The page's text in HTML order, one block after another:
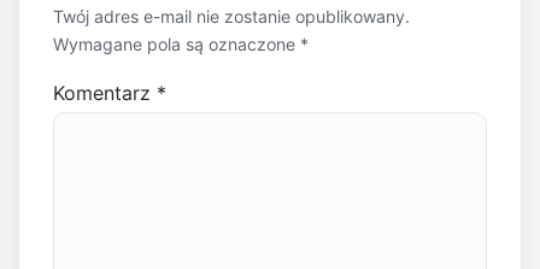
Twój adres e-mail nie zostanie opublikowany.
Wymagane pola są oznaczone *
Komentarz *